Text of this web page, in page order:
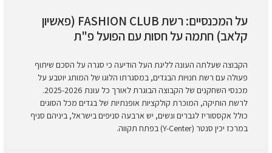
על המכנסיים: רשת FASHION CLUB (פאשיון
קלאב) חתמה על חסות עם הפועל פ"ת
הקבוצה שעלתה העונה לליגת העל הודיעה כי סגרה על הסכם שיתוף
פעולה עם רשת חנויות הבגדים, במסגרתו הלוגו של המותג יוטבע על
מכנסי השחקנים של הקבוצה הבוגרת לאורך כל עונת 2025-2026.
לרשת הותיקה, המוכרת קולקציות אופנתיות של בגדים מכל הסוגים
כולל אקססוריז לגברים ונשים, יש ארבעה סניפים בישראל, ביניהם סניף
במרכז יכין סנטר (Y-Center) בפתח תקווה.